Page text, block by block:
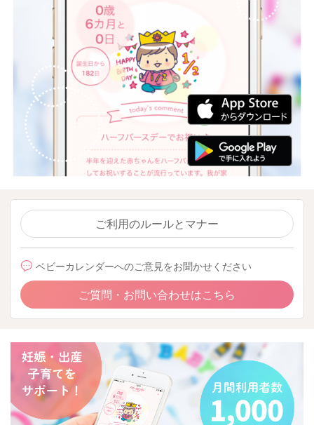
ご利用のルールとマナー
ベビーカレンダーへのご意見をお聞かせください
ご質問・お問い合わせはこちら